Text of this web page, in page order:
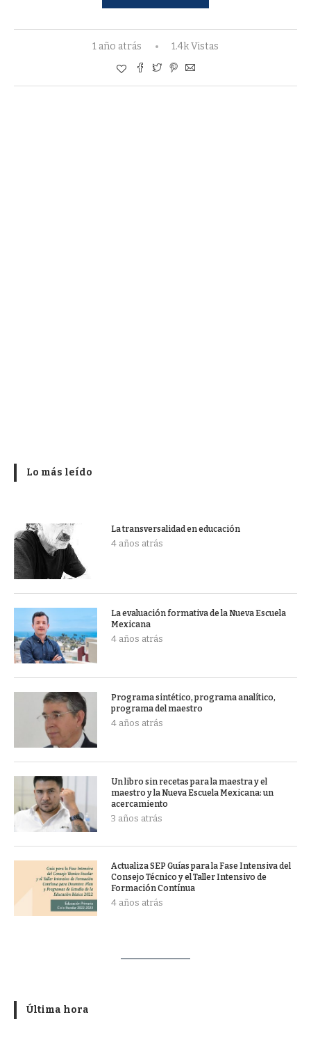
1 año atrás 1.4k Vistas
Lo más leído
La transversalidad en educación
4 años atrás
La evaluación formativa de la Nueva Escuela
Mexicana
4 años atrás
Programa sintético, programa analítico,
programa del maestro
4 años atrás
Un libro sin recetas para la maestra y el
maestro y la Nueva Escuela Mexicana: un
acercamiento
3 años atrás
Actualiza SEP Guías para la Fase Intensiva del
Consejo Técnico y el Taller Intensivo de
Formación Contínua
4 años atrás
Última hora